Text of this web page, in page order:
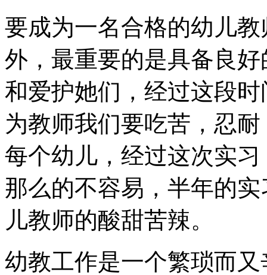
要成为一名合格的幼儿
外，最重要的是具备良
和爱护她们，经过这段
为教师我们要吃苦，忍
每个幼儿，经过这次实
那么的不容易，半年的
儿教师的酸甜苦辣。
幼教工作是一个繁琐而